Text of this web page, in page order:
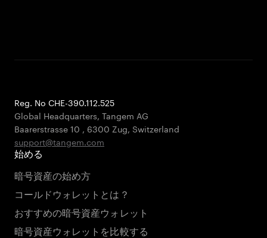
Reg. No CHE-390.112.525
Global Headquarters, Tangem AG
Baarerstrasse 10 , 6300 Zug, Switzerland
support@tangem.com
始める
暗号資産の始め方
コールドウォレットとは？
おすすめの暗号資産ウォレット
暗号資産ウォレットを比較する